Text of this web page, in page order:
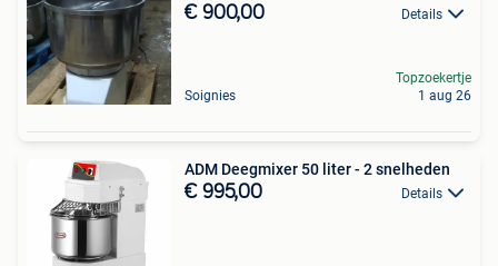
€ 900,00 Details
Soignies
Topzoekertje
1 aug 26
ADM Deegmixer 50 liter - 2 snelheden
€ 995,00 Details